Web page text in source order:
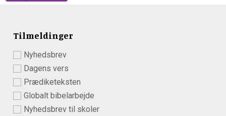
Tilmeldinger
Nyhedsbrev
Dagens vers
Prædiketeksten
Globalt bibelarbejde
Nyhedsbrev til skoler